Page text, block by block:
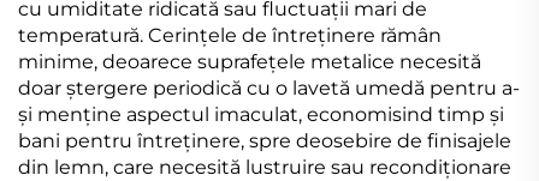
cu umiditate ridicată sau fluctuații mari de
temperatură. Cerințele de întreținere rămân
minime, deoarece suprafețele metalice necesită
doar ștergere periodică cu o lavetă umedă pentru a-
și menține aspectul imaculat, economisind timp și
bani pentru întreținere, spre deosebire de finisajele
din lemn, care necesită lustruire sau recondiționare